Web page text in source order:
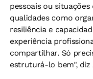
pessoais ou
qualidades como
resiliência e
experiência
compartilhar. Só
estruturá-lo bem", diz